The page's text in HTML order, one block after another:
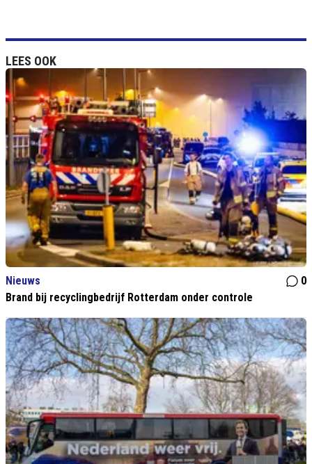
LEES OOK
Nieuws
0
Brand bij recyclingbedrijf Rotterdam onder controle